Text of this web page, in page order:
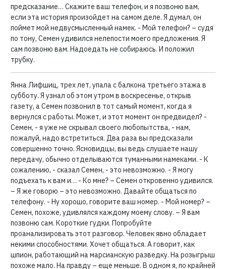
предсказание… Скажите ваш телефон, и я позвоню вам,
если эта история произойдет на самом деле. Я думал, он
поймет мой недвусмысленный намек. - Мой телефон? – судя
по тону, Семен удивился нелепости моего предложения. Я
сам позвоню вам. Надоедать не собираюсь. И положил
трубку.
Янна Лифшиц, трех лет, упала с балкона третьего этажа в
субботу. Я узнал об этом утром в воскресенье, открыв
газету, а Семен позвонил в тот самый момент, когда я
вернулся с работы. Может, и этот момент он предвидел? -
Семен, - я уже не скрывал своего любопытства, - нам,
пожалуй, надо встретиться. Два раза вы предсказали
совершенно точно. Ясновидцы, вы ведь слушаете нашу
передачу, обычно отделываются туманными намеками. - К
сожалению, - сказал Семен, - это невозможно. - Я могу
подъехать к вам и… - Ко мне? – Семен откровенно удивился.
– Я же говорю – это невозможно. Давайте общаться по
телефону. - Ну хорошо, говорите ваш номер. - Мой номер? –
Семен, похоже, удивлялся каждому моему слову. – Я вам
позвоню сам. Короткие гудки. Попробуйте
проанализировать этот разговор. Человек явно обладает
некими способностями. Хочет общаться. А говорит, как
шпион, работающий на марсианскую разведку. На розыгрыш
похоже мало. На правду – еще меньше. В одном я, по крайней